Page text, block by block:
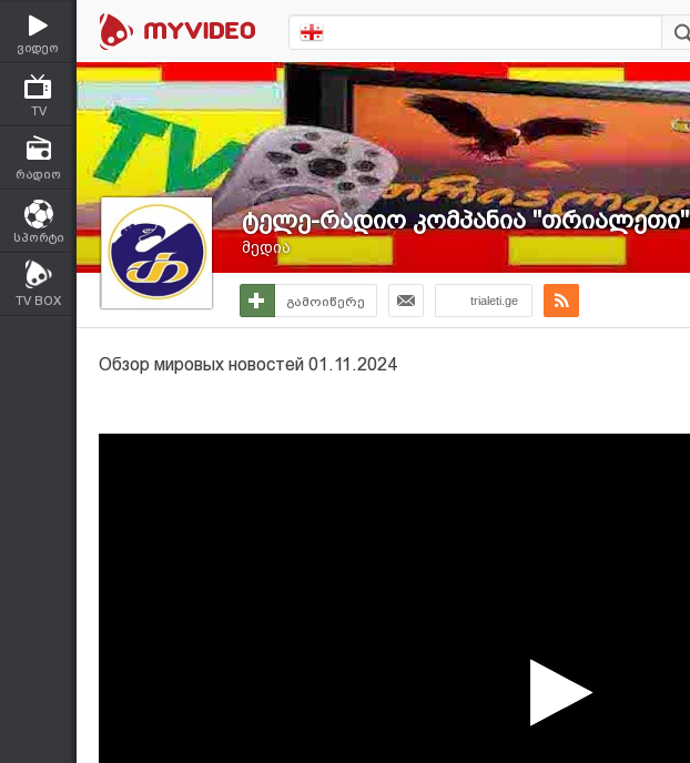
ვიდეო
TV
რადიო
სპორტი
TV BOX
ტელე-რადიო კომპანია ''თრიალეთი''
მედია
გამოიწერე trialeti.ge
Обзор мировых новостей 01.11.2024